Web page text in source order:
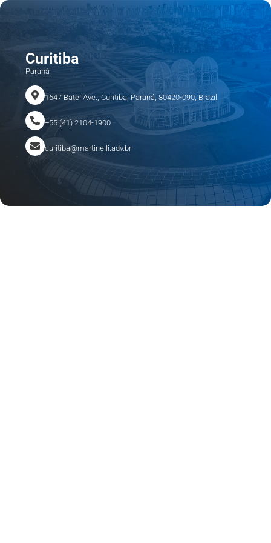
Curitiba
Paraná
1647 Batel Ave., Curitiba, Paraná, 80420-090, Brazil
+55 (41) 2104-1900
curitiba@martinelli.adv.br